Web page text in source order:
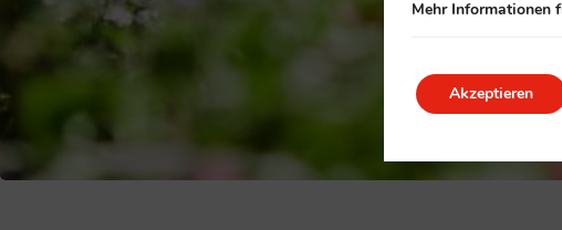
Mehr Informationen
Akzeptieren